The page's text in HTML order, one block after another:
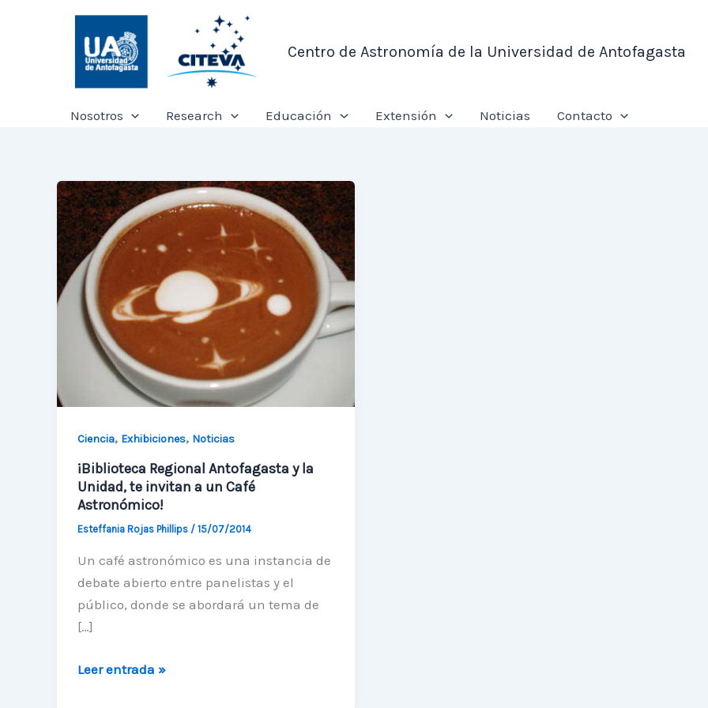
Centro de Astronomía de la Universidad de Antofagasta
Nosotros Research Educación Extensión Noticias Contacto
Ciencia, Exhibiciones, Noticias
¡Biblioteca Regional Antofagasta y la
Unidad, te invitan a un Café
Astronómico!
Esteffania Rojas Phillips / 15/07/2014
Un café astronómico es una instancia de
debate abierto entre panelistas y el
público, donde se abordará un tema de
[…]
¡Biblioteca
Leer entrada »